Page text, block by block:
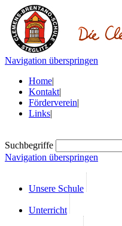
Navigation überspringen
Home|
Kontakt|
Förderverein|
Links|
Suchbegriffe
Navigation überspringen
Unsere Schule
Unterricht